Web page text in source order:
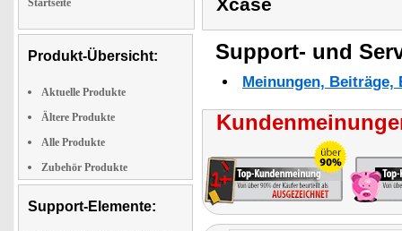
Startseite
Produkt-Übersicht:
Aktuelle Produkte
Ältere Produkte
Alle Produkte
Zubehör Produkte
Support-Elemente:
Xcase
Support- und
Meinungen,